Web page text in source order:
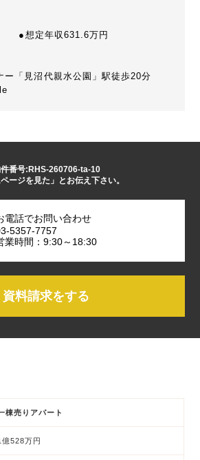
●想定年収631.6万円
ー「見沼代親水公園」駅徒歩20分
番号:RHS-260706-ta-10
ページを見た」とお伝え下さい。
電話でお問い合わせ
5357-7757
業時間：9:30～18:30
資料請求をする
棟売りアパート
億528万円